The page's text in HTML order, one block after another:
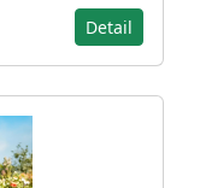
Detail